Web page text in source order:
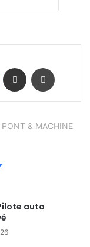
WhatsAppPartager par email
& MACHINE
auto